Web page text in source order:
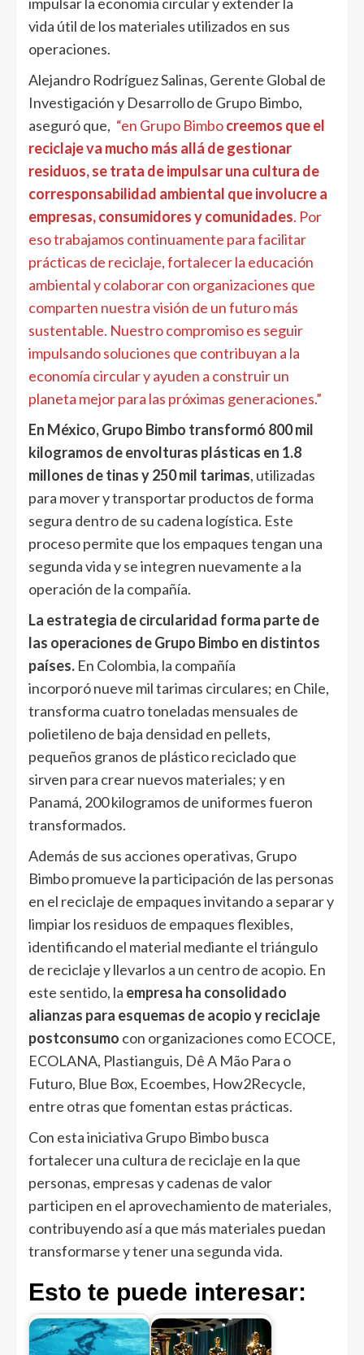
vida útil de los materiales utilizados en sus
operaciones.
Alejandro Rodríguez Salinas, Gerente Global de
Investigación y Desarrollo de Grupo Bimbo,
aseguró que, “en Grupo Bimbocreemos que el
reciclaje va mucho más allá de gestionar
residuos, se trata de impulsar una cultura de
corresponsabilidad ambiental que involucre a
empresas, consumidores y comunidades. Por
eso trabajamos continuamente para facilitar
prácticas de reciclaje, fortalecer la educación
ambiental y colaborar con organizaciones que
comparten nuestra visión de un futuro más
sustentable. Nuestro compromiso es seguir
impulsando soluciones que contribuyan a la
economía circular y ayuden a construir un
planeta mejor para las próximas generaciones.”
En México, Grupo Bimbo transformó 800 mil
kilogramos de envolturas plásticas en 1.8
millones de tinas y 250 mil tarimas, utilizadas
para mover y transportar productos de forma
segura dentro de su cadena logística. Este
proceso permite que los empaques tengan una
segunda vida y se integren nuevamente a la
operación de la compañía.
La estrategia de circularidad forma parte de
las operaciones de Grupo Bimbo en distintos
países. En Colombia, la compañía
incorporó nueve mil tarimas circulares; en Chile,
transforma cuatro toneladas mensuales de
polietileno de baja densidad en pellets,
pequeños granos de plástico reciclado que
sirven para crear nuevos materiales; y en
Panamá, 200 kilogramos de uniformes fueron
transformados.
Además de sus acciones operativas, Grupo
Bimbo promueve la participación de las personas
en el reciclaje de empaques invitando a separar y
limpiar los residuos de empaques flexibles,
identificando el material mediante el triángulo
de reciclaje y llevarlos a un centro de acopio. En
este sentido, la empresa ha consolidado
alianzas para esquemas de acopio y reciclaje
postconsumo con organizaciones como ECOCE,
ECOLANA, Plastianguis, Dê A Mão Para o
Futuro, Blue Box, Ecoembes, How2Recycle,
entre otras que fomentan estas prácticas.
Con esta iniciativa Grupo Bimbo busca
fortalecer una cultura de reciclaje en la que
personas, empresas y cadenas de valor
participen en el aprovechamiento de materiales,
contribuyendo así a que más materiales puedan
transformarse y tener una segunda vida.
Esto te puede interesar: